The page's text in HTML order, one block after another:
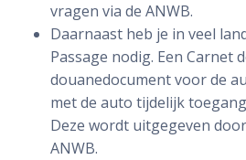
vragen via de ANWB.
Daarnaast heb je in veel
Passage nodig. Een Carnet
douanedocument voor de
met de auto tijdelijk
Deze wordt uitgegeven
ANWB.